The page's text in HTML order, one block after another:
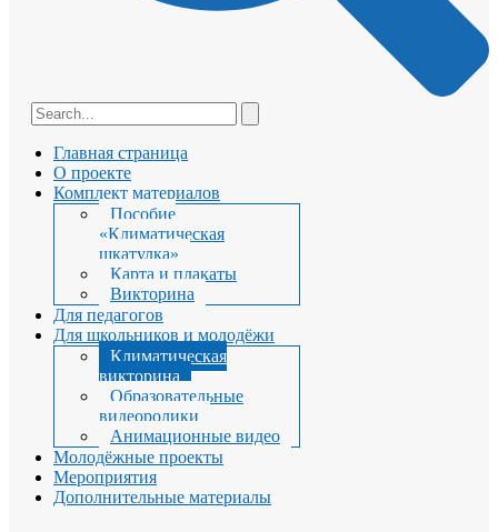
Главная страница
О проекте
Комплект материалов
Пособие
«Климатическая
шкатулка»
Карта и плакаты
Викторина
Для педагогов
Для школьников и молодёжи
Климатическая
викторина
Образовательные
видеоролики
Анимационные видео
Молодёжные проекты
Мероприятия
Дополнительные материалы